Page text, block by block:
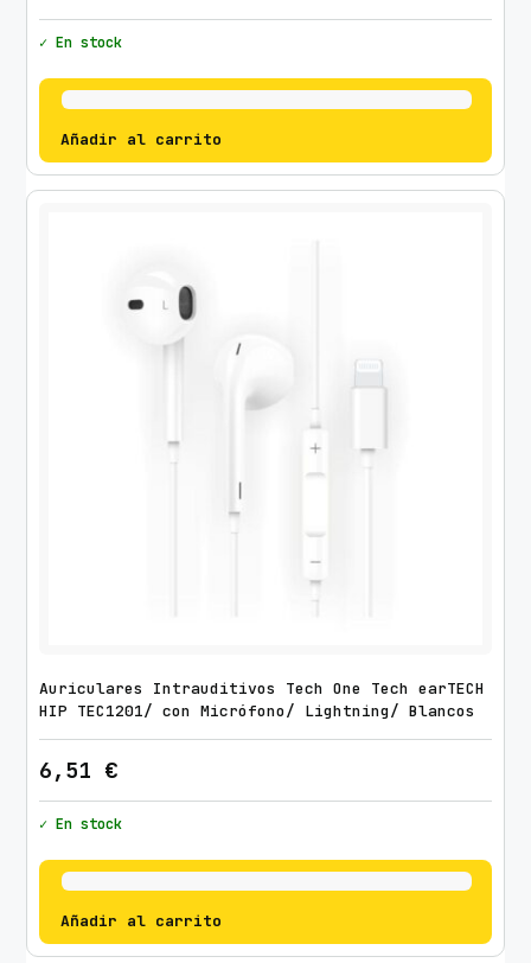
✓ En stock
Añadir al carrito
Auriculares Intrauditivos Tech One Tech earTECH
HIP TEC1201/ con Micrófono/ Lightning/ Blancos
6,51 €
✓ En stock
Añadir al carrito